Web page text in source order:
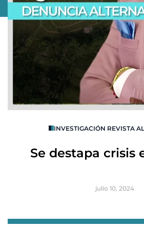
INVESTIGACIÓN REVISTA
Se destapa crisis
julio 10, 2024